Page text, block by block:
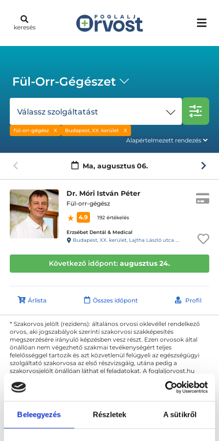
Beleegyezés Részletek A sütikről
keresés
Fül-Orr-Gégészet
Válassz szolgáltatást
fül-orr-gégész Budapest, XX. kerület
Ma, augusztus 06.
Dr. Móri István Péter
Fül-orr-gégész
4.9
192 értékelés
Erzsébet Dentál & Medical
Budapest, XX. kerület, Lajtha László utca 24. földszint, 5-ös ajtó
Következő időpont: augusztus 24.
Árlista Összes időpont Profil
* Szakorvos jelölt (rezidens): általános orvosi oklevéllel rendelkező
orvos, aki jogszabályok szerinti szakorvosi szakképesítés
megszerzésére irányuló képzésben vesz részt. Ezen orvosok által
önállóan nem végezhető szakmai tevékenységért teljes
felelősséggel tartozik és azt közvetlenül felügyeli az egészségügyi
szolgáltató szakorvosa az első részvizsgáig, utána pedig a
szakorvosjelölt önállóan láthat el feladatokat. A foglaljorvost.hu
és szakorvosjelölt esetén.
Főoldal Fül-orr-gégész Budapest, XX. kerület